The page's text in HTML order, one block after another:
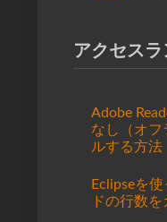
アクセスラ
Adobe
なし（オフ
ルする方法
Eclipseを
ドの行数